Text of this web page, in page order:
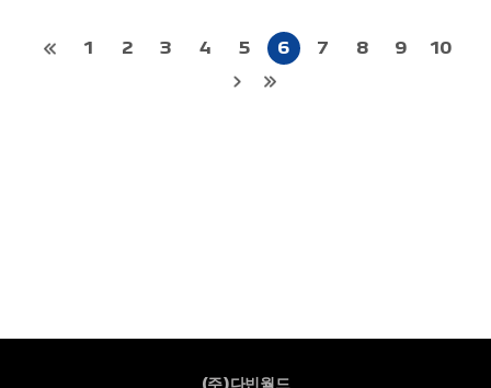
라이프스타일과 수요를 겨냥하면
1 2 3 4 5 6 7 8 9 10
(주)다빈월드